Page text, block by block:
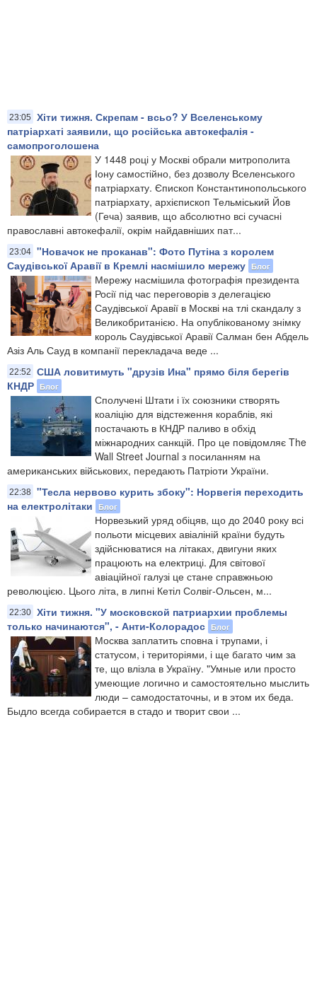
23:05
Хіти тижня. Скрепам - всьо? У Вселенському
патріархаті заявили, що російська автокефалія -
самопроголошена
У 1448 році у Москві обрали митрополита
Іону самостійно, без дозволу Вселенського
патріархату. Єпископ Константинопольського
патріархату, архієпископ Тельміський Йов
(Геча) заявив, що абсолютно всі сучасні
православні автокефалії, окрім найдавніших пат...
23:04 "Новачок не проканав": Фото Путіна з королем
Саудівської Аравії в Кремлі насмішило мережу Блог
Мережу насмішила фотографія президента
Росії під час переговорів з делегацією
Саудівської Аравії в Москві на тлі скандалу з
Великобританією. На опублікованому знімку
король Саудівської Аравії Салман бен Абдель
Азіз Аль Сауд в компанії перекладача веде ...
22:52
США ловитимуть "друзів Ина" прямо біля берегів
КНДР Блог
Сполучені Штати і їх союзники створять
коаліцію для відстеження кораблів, які
постачають в КНДР паливо в обхід
міжнародних санкцій. Про це повідомляє The
Wall Street Journal з посиланням на
американських військових, передають Патріоти України.
22:38 "Тесла нервово курить збоку": Норвегія переходить
на електролітаки
Блог
Норвезький уряд обіцяв, що до 2040 року всі
польоти місцевих авіаліній країни будуть
здійснюватися на літаках, двигуни яких
працюють на електриці. Для світової
авіаційної галузі це стане справжньою
революцією. Цього літа, в липні Кетіл Солвіг-Ольсен, м...
22:30 Хіти тижня. "У московской патриархии проблемы
только начинаются", - Анти-Колорадос Блог
Москва заплатить сповна і трупами, і
статусом, і територіями, і ще багато чим за
те, що влізла в Україну. "Умные или просто
умеющие логично и самостоятельно мыслить
люди – самодостаточны, и в этом их беда.
Быдло всегда собирается в стадо и творит свои ...